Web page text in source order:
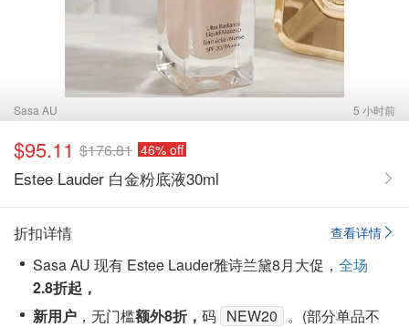
Sasa AU 5 小时前
$95.11 $176.81 46% off
Estee Lauder 白金粉底液30ml
查看详情
折扣详情
Sasa AU 现有 Estee Lauder雅诗兰黛8月大促， 全场
2.8折起，
新用户 ， 无门槛额外8折， 码 NEW20 。(部分单品不